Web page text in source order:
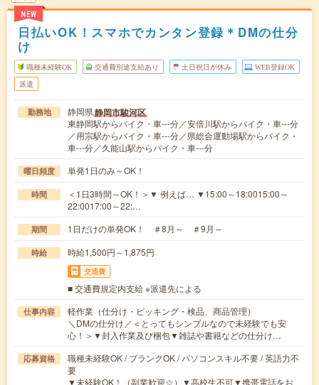
NEW
日払いOK！スマホでカンタン登録＊DMの仕分
け
職種未経験OK 交通費別途支給あり 土日祝日が休み WEB登録OK
派遣
勤務地 静岡県静岡市駿河区
東静岡駅からバイク・車---分／安倍川駅からバイク・車---分
／用宗駅からバイク・車---分／県総合運動場駅からバイク・
車---分／久能山駅からバイク・車---分
曜日頻度 単発1日のみ～OK！
時間
＜1日3時間～OK！＞▼ 例えば… ▼15:00～18:0015:00～
22:0017:00～22:…
期間 1日だけの単発OK！ ＃8月～ ＃9月～
時給 時給1,500円～1,875円
交通費
■ 交通費規定内支給 ※派遣先による
仕事内容
軽作業（仕分け・ピッキング・検品、商品管理）
＼DMの仕分け／＜とってもシンプルなので未経験でも安
心！＞▼封入作業及び梱包▼雑誌や書籍などの仕分け…
応募資格
職種未経験OK / ブランクOK / パソコンスキル不要 / 英語力不
要
▼未経験OK！（副業歓迎☆）▼高校生不可▼携帯電話をお